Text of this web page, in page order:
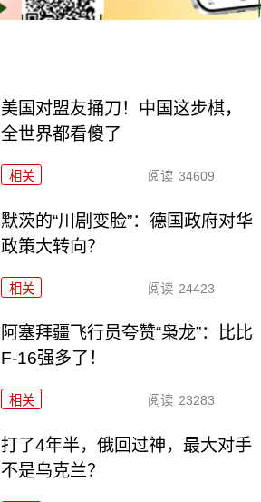
美国对盟友捅刀！中国这步棋，
全世界都看傻了
相关 阅读 34609
默茨的“川剧变脸”：德国政府对华
政策大转向？
相关 阅读 24423
阿塞拜疆飞行员夸赞“枭龙”：比比
F-16强多了！
相关 阅读 23283
打了4年半，俄回过神，最大对手
不是乌克兰？